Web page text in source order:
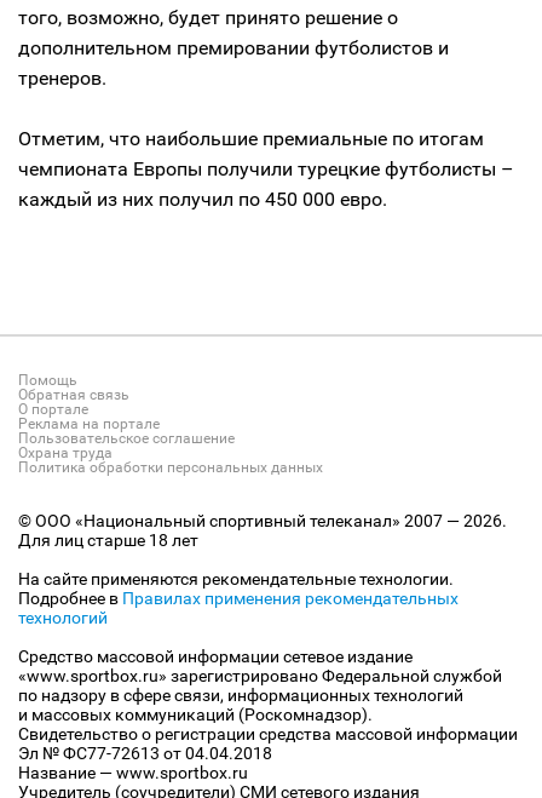
того, возможно, будет принято решение о
дополнительном премировании футболистов и
тренеров.
Отметим, что наибольшие премиальные по итогам
чемпионата Европы получили турецкие футболисты –
каждый из них получил по 450 000 евро.
Помощь
Обратная связь
О портале
Реклама на портале
Пользовательское соглашение
Охрана труда
Политика обработки персональных данных
© ООО «Национальный спортивный телеканал» 2007 — 2026.
Для лиц старше 18 лет
На сайте применяются рекомендательные технологии.
Подробнее в Правилах применения рекомендательных
технологий
Средство массовой информации сетевое издание
«www.sportbox.ru» зарегистрировано Федеральной службой
по надзору в сфере связи, информационных технологий
и массовых коммуникаций (Роскомнадзор).
Свидетельство о регистрации средства массовой информации
Эл № ФС77-72613 от 04.04.2018
Название — www.sportbox.ru
Учредитель (соучредители) СМИ сетевого издания